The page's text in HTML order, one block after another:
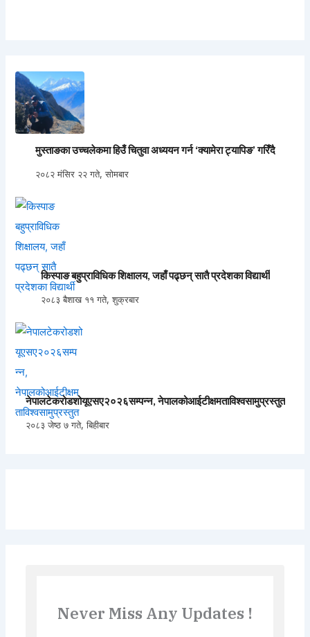
मुस्ताङका उच्चलेकमा हिउँ चितुवा अध्ययन गर्न ‘क्यामेरा ट्यापिङ’ गरिँदै
२०८२ मंसिर २२ गते, सोमबार
किस्पाङ बहुप्राविधिक शिक्षालय, जहाँ पढ्छन् सातै प्रदेशका विद्यार्थी
२०८३ बैशाख ११ गते, शुक्रबार
नेपालटेकरोडशोयूएसए२०२६सम्पन्न, नेपालकोआईटीक्षमताविश्वसामुप्रस्तुत
२०८३ जेष्ठ ७ गते, बिहीबार
Never Miss Any Updates !